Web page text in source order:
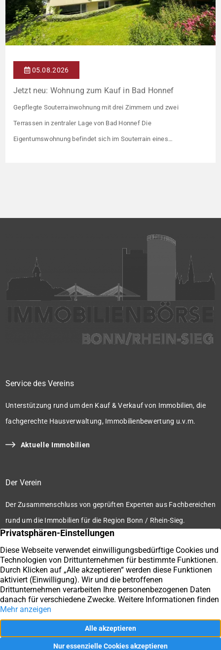
05.08.2026
Jetzt neu: Wohnung zum Kauf in Bad Honnef
Gepflegte Souterrainwohnung mit drei Zimmern und zwei
Terrassen in zentraler Lage von Bad Honnef Die
Eigentumswohnung befindet sich im Souterrain eines
Der Verein
Der Zusammenschluss von geprüften Experten aus Fachbereichen
rund um die Immobilien für die Region Bonn / Rhein-Sieg.
Service des Vereins
Unterstützung rund um den Kauf & Verkauf von Immobilien, die
fachgerechte Hausverwaltung, Immobilienbewertung u.v.m.
Aktuelle Immobilien
Ihre Immobilienmakler der Immobilienbörse Bonn / Rhein-